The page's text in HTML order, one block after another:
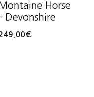
Montaine Horse
Devonshire
€